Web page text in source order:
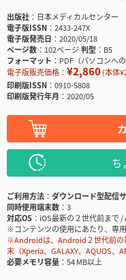
出版社
日本メディカルセンター
電子版ISSN
2433-247X
電子版発売日
2020/05/18
ページ数
102ページ判型
B5
フォーマット
PDF（パソコンへ
電子版販売価格： ¥2,860(本体
印刷版ISSN
0910-5808
印刷版発行年月
2020/05
ち
ご利用方法
ダウンロード型配信
同時使用端末数
3
対応OS
iOS最新の２世代前まで
※コンテンツの使用にあたり、専
※Androidは、Android２世代前の
末（Xperia、GALAXY、AQUOS、
必要メモリ容量
54 MB以上